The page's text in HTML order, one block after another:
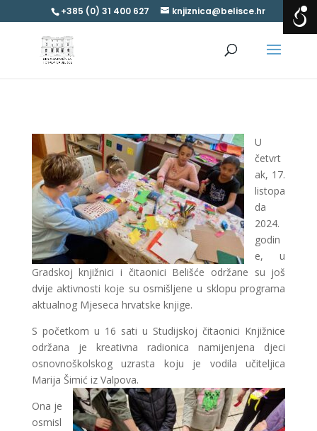
+385 (0) 31 400 627 knjiznica@belisce.hr
U
četvrt
ak, 17.
listopa
da
2024.
godin
e, u
Gradskoj knjižnici i čitaonici Belišće održane su još
dvije aktivnosti koje su osmišljene u sklopu programa
aktualnog Mjeseca hrvatske knjige.
S početkom u 16 sati u Studijskoj čitaonici Knjižnice
održana je kreativna radionica namijenjena djeci
osnovnoškolskog uzrasta koju je vodila učiteljica
Marija Šimić iz Valpova.
Ona je
osmisl